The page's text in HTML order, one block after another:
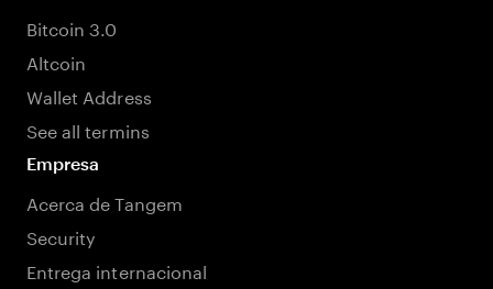
Bitcoin 3.0
Altcoin
Wallet Address
See all termins
Empresa
Acerca de Tangem
Security
Entrega internacional